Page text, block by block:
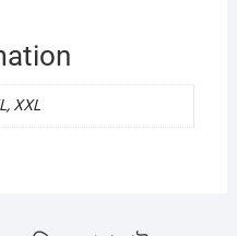
XXL